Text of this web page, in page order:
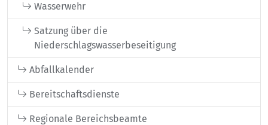
Wasserwehr
Satzung über die
Niederschlagswasserbeseitigung
Abfallkalender
Bereitschaftsdienste
Regionale Bereichsbeamte